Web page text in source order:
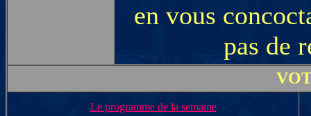
en vous
pas de
Le programme de la semaine